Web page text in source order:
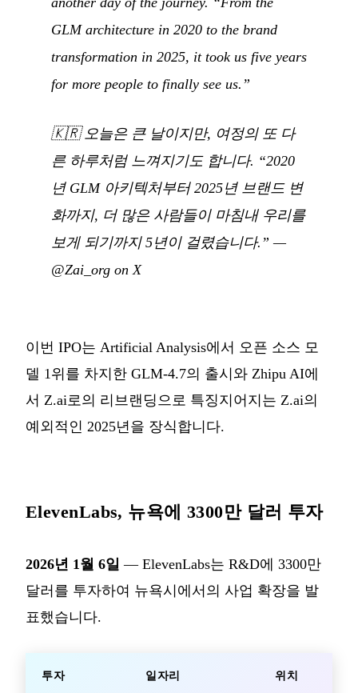
GLM architecture in 2020 to the brand
transformation in 2025, it took us five years
for more people to finally see us.”
🇰🇷오늘은 큰 날이지만, 여정의 또 다
른 하루처럼 느껴지기도 합니다. “2020
년 GLM 아키텍처부터 2025년 브랜드 변
화까지, 더 많은 사람들이 마침내 우리를
보게 되기까지 5년이 걸렸습니다.” —
@Zai_org on X
이번 IPO는 Artificial Analysis에서 오픈 소스 모
델 1위를 차지한 GLM-4.7의 출시와 Zhipu AI에
서 Z.ai로의 리브랜딩으로 특징지어지는 Z.ai의
예외적인 2025년을 장식합니다.
ElevenLabs, 뉴욕에 3300만 달러 투자
2026년 1월 6일 — ElevenLabs는 R&D에 3300만
달러를 투자하여 뉴욕시에서의 사업 확장을 발
표했습니다.
투자 일자리 위치